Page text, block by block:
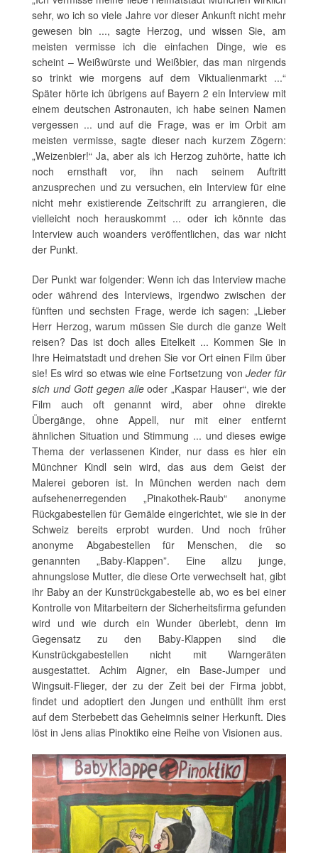
sehr, wo ich so viele Jahre vor dieser Ankunft nicht mehr
gewesen bin ..., sagte Herzog, und wissen Sie, am
meisten vermisse ich die einfachen Dinge, wie es
scheint – Weißwürste und Weißbier, das man nirgends
so trinkt wie morgens auf dem Viktualienmarkt ...“
Später hörte ich übrigens auf Bayern 2 ein Interview mit
einem deutschen Astronauten, ich habe seinen Namen
vergessen ... und auf die Frage, was er im Orbit am
meisten vermisse, sagte dieser nach kurzem Zögern:
„Weizenbier!“ Ja, aber als ich Herzog zuhörte, hatte ich
noch ernsthaft vor, ihn nach seinem Auftritt
anzusprechen und zu versuchen, ein Interview für eine
nicht mehr existierende Zeitschrift zu arrangieren, die
vielleicht noch herauskommt ... oder ich könnte das
Interview auch woanders veröffentlichen, das war nicht
der Punkt.
Der Punkt war folgender: Wenn ich das Interview mache
oder während des Interviews, irgendwo zwischen der
fünften und sechsten Frage, werde ich sagen: „Lieber
Herr Herzog, warum müssen Sie durch die ganze Welt
reisen? Das ist doch alles Eitelkeit ... Kommen Sie in
Ihre Heimatstadt und drehen Sie vor Ort einen Film über
sie! Es wird so etwas wie eine Fortsetzung von Jeder für
sich und Gott gegen alleoder „Kaspar Hauser“, wie der
Film auch oft genannt wird, aber ohne direkte
Übergänge, ohne Appell, nur mit einer entfernt
ähnlichen Situation und Stimmung ... und dieses ewige
Thema der verlassenen Kinder, nur dass es hier ein
Münchner Kindl sein wird, das aus dem Geist der
Malerei geboren ist. In München werden nach dem
aufsehenerregenden „Pinakothek-Raub“ anonyme
Rückgabestellen für Gemälde eingerichtet, wie sie in der
Schweiz bereits erprobt wurden. Und noch früher
anonyme Abgabestellen für Menschen, die so
genannten „Baby-Klappen”. Eine allzu junge,
ahnungslose Mutter, die diese Orte verwechselt hat, gibt
ihr Baby an der Kunstrückgabestelle ab, wo es bei einer
Kontrolle von Mitarbeitern der Sicherheitsfirma gefunden
wird und wie durch ein Wunder überlebt, denn im
Gegensatz zu den Baby-Klappen sind die
Kunstrückgabestellen nicht mit Warngeräten
ausgestattet. Achim Aigner, ein Base-Jumper und
Wingsuit-Flieger, der zu der Zeit bei der Firma jobbt,
findet und adoptiert den Jungen und enthüllt ihm erst
auf dem Sterbebett das Geheimnis seiner Herkunft. Dies
löst in Jens alias Pinoktiko eine Reihe von Visionen aus.